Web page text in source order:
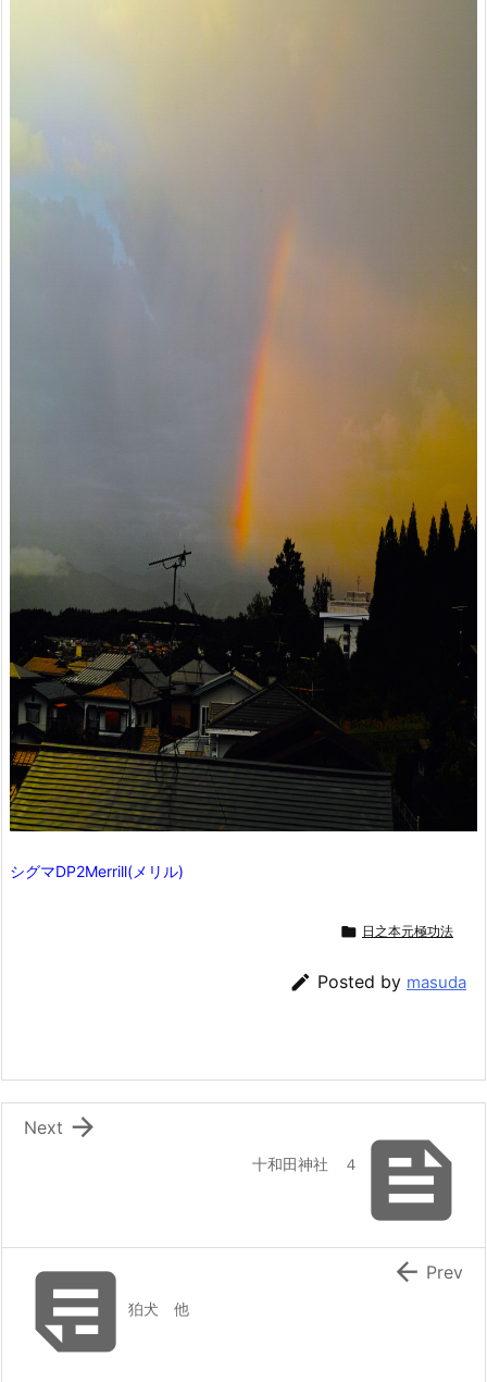
シグマDP2Merrill(メリル)
 日之本元極功法
 Posted by masuda

十和田神社 ４

Next
狛犬 他
 Prev